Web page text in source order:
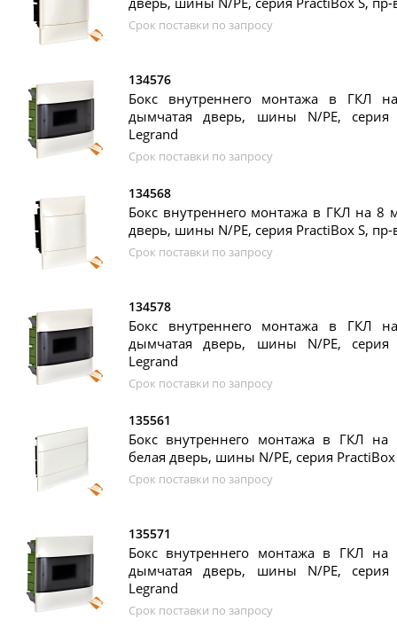
Срок поставки по запросу
134576
Бокс внутреннего монтажа в ГКЛ
дымчатая дверь, шины N/PE, серия
Legrand
Срок поставки по запросу
134568
Бокс внутреннего монтажа в ГКЛ на 8
дверь, шины N/PE, серия PractiBox S, пр-
Срок поставки по запросу
134578
Бокс внутреннего монтажа в ГКЛ
дымчатая дверь, шины N/PE, серия
Legrand
Срок поставки по запросу
135561
Бокс внутреннего монтажа в ГКЛ на
белая дверь, шины N/PE, серия
Срок поставки по запросу
135571
Бокс внутреннего монтажа в ГКЛ на
дымчатая дверь, шины N/PE, серия
Legrand
Срок поставки по запросу